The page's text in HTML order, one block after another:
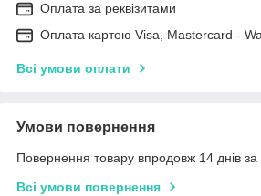
Оплата за реквізитами
Оплата картою Visa, Mastercard -
Всі умови оплати
Умови повернення
Повернення товару впродовж 14 днів за
Всі умови повернення